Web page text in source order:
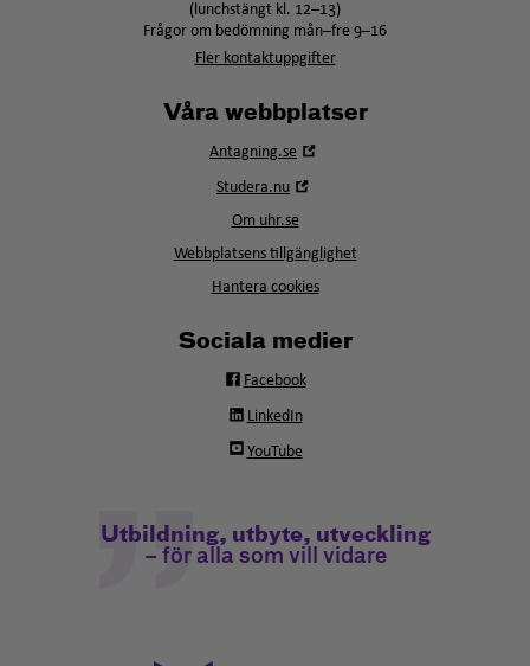
(lunchstängt kl. 12–13)
Frågor om bedömning mån–fre 9–16
Fler kontaktuppgifter
Våra webbplatser
Antagning.se
Studera.nu
fönster
Om uhr.se
Webbplatsens tillgänglighet
Hantera cookies
Sociala medier
Facebook
LinkedIn
YouTube
Utbildning, utbyte, utveckling
– för alla som vill vidare